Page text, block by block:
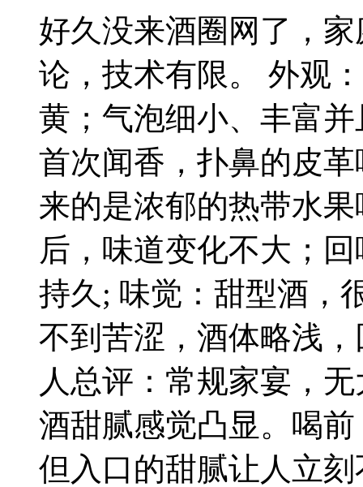
好久没来酒圈网了，
论，技术有限。 外观
黄；气泡细小、丰富
首次闻香，扑鼻的皮
来的是浓郁的热带水
后，味道变化不大；
持久; 味觉：甜型酒，
不到苦涩，酒体略浅
人总评：常规家宴，
酒甜腻感觉凸显。喝
但入口的甜腻让人立